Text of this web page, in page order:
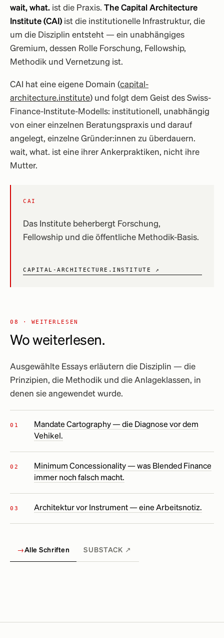
wait, what. ist die Praxis. The Capital Architecture
Institute (CAI) ist die institutionelle Infrastruktur, die
um die Disziplin entsteht — ein unabhängiges
Gremium, dessen Rolle Forschung, Fellowship,
Methodik und Vernetzung ist.
CAI hat eine eigene Domain (capital-
architecture.institute) und folgt dem Geist des Swiss-
Finance-Institute-Modells: institutionell, unabhängig
von einer einzelnen Beratungspraxis und darauf
angelegt, einzelne Gründer:innen zu überdauern.
wait, what. ist eine ihrer Ankerpraktiken, nicht ihre
Mutter.
CAI
Das Institute beherbergt Forschung,
Fellowship und die öffentliche Methodik-Basis.
CAPITAL-ARCHITECTURE.INSTITUTE ↗
08 · WEITERLESEN
Wo weiterlesen.
Ausgewählte Essays erläutern die Disziplin — die
Prinzipien, die Methodik und die Anlageklassen, in
denen sie angewendet wurde.
Mandate Cartography — die Diagnose vor dem
Vehikel.
Minimum Concessionality — was Blended Finance
immer noch falsch macht.
Architektur vor Instrument — eine Arbeitsnotiz.
→Alle Schriften SUBSTACK ↗